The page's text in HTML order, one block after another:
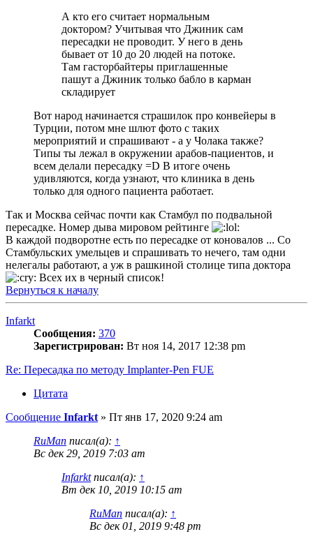
А кто его считает нормальным
доктором? Учитывая что Джиник сам
пересадки не проводит. У него в день
бывает от 10 до 20 людей на потоке.
Там гасторбайтеры приглашенные
пашут а Джиник только бабло в карман
складирует
Вот народ начинается страшилок про конвейеры в
Турции, потом мне шлют фото с таких
мероприятий и спрашивают - а у Чолака также?
Типы ты лежал в окружении арабов-пациентов, и
всем делали пересадку =D В итоге очень
удивляются, когда узнают, что клиника в день
только для одного пациента работает.
Так и Москва сейчас почти как Стамбул по подвальной
пересадке. Номер дыва мировом рейтинге
В каждой подворотне есть по пересадке от коновалов ... Со
Стамбульских умельцев и спрашивать то нечего, там одни
нелегалы работают, а уж в рашкиной столице типа доктора
Всех их в черный список!
Вернуться к началу
Infarkt
Сообщения: 370
Зарегистрирован: Вт ноя 14, 2017 12:38 pm
Re: Пересадка по методу Implanter-Pen FUE
Цитата
Сообщение Infarkt » Пт янв 17, 2020 9:24 am
RuMan писал(а): ↑
Вс дек 29, 2019 7:03 am
Infarktписал(а): ↑
Вт дек 10, 2019 10:15 am
RuMan писал(а): ↑
Вс дек 01, 2019 9:48 pm